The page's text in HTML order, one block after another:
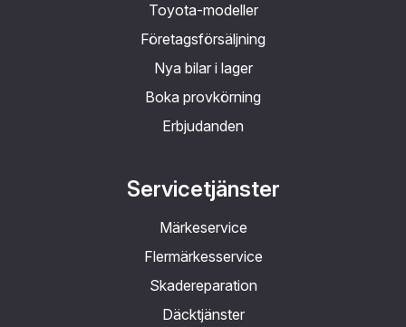
Toyota-modeller
Företagsförsäljning
Nya bilar i lager
Boka provkörning
Erbjudanden
Servicetjänster
Märkeservice
Flermärkesservice
Skadereparation
Däcktjänster